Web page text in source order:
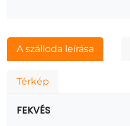
A szálloda leírása
Térkép
FEKVÉS